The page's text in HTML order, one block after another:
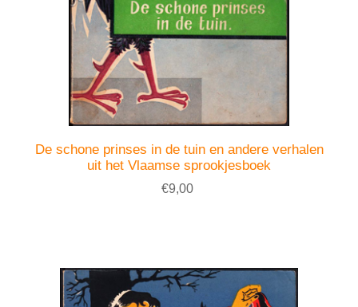
De schone prinses in de tuin en andere verhalen
uit het Vlaamse sprookjesboek
€9,00